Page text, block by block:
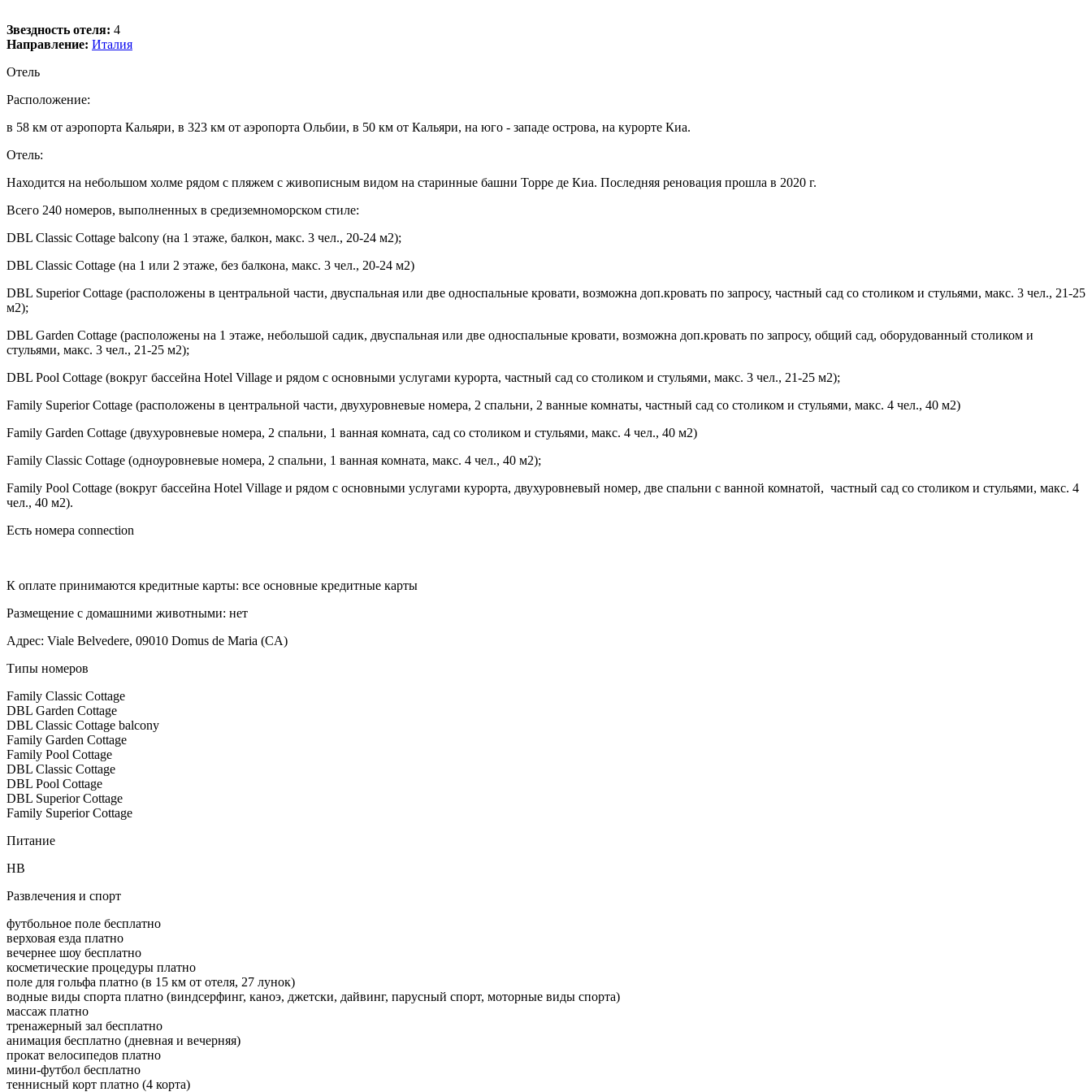
Звездность отеля: 4
Направление: Италия
Отель
Расположение:
в 58 км от аэропорта Кальяри, в 323 км от аэропорта Ольбии, в 50 км от Кальяри, на юго - западе острова, на курорте Киа.
Отель:
Находится на небольшом холме рядом с пляжем с живописным видом на старинные башни Торре де Киа. Последняя реновация прошла в 2020 г.
Всего 240 номеров, выполненных в средиземноморском стиле:
DBL Classic Cottage balcony (на 1 этаже, балкон, макс. 3 чел., 20-24 м2);
DBL Classic Cottage (на 1 или 2 этаже, без балкона, макс. 3 чел., 20-24 м2)
DBL Superior Cottage (расположены в центральной части, двуспальная или две односпальные кровати, возможна доп.кровать по запросу, частный сад со столиком и стульями, макс. 3 чел., 21-25
м2);
DBL Garden Cottage (расположены на 1 этаже, небольшой садик, двуспальная или две односпальные кровати, возможна доп.кровать по запросу, общий сад, оборудованный столиком и
стульями, макс. 3 чел., 21-25 м2);
DBL Pool Cottage (вокруг бассейна Hotel Village и рядом с основными услугами курорта, частный сад со столиком и стульями, макс. 3 чел., 21-25 м2);
Family Superior Cottage (расположены в центральной части, двухуровневые номера, 2 спальни, 2 ванные комнаты, частный сад со столиком и стульями, макс. 4 чел., 40 м2)
Family Garden Cottage (двухуровневые номера, 2 спальни, 1 ванная комната, сад со столиком и стульями, макс. 4 чел., 40 м2)
Family Classic Cottage (одноуровневые номера, 2 спальни, 1 ванная комната, макс. 4 чел., 40 м2);
Family Pool Cottage (вокруг бассейна Hotel Village и рядом с основными услугами курорта, двухуровневый номер, две спальни с ванной комнатой, частный сад со столиком и стульями, макс. 4
чел., 40 м2).
Есть номера connection
К оплате принимаются кредитные карты: все основные кредитные карты
Размещение с домашними животными: нет
Адрес: Viale Belvedere, 09010 Domus de Maria (CA)
Типы номеров
Family Classic Cottage
DBL Garden Cottage
DBL Classic Cottage balcony
Family Garden Cottage
Family Pool Cottage
DBL Classic Cottage
DBL Pool Cottage
DBL Superior Cottage
Family Superior Cottage
Питание
HB
Развлечения и спорт
футбольное поле бесплатно
верховая езда платно
вечернее шоу бесплатно
косметические процедуры платно
поле для гольфа платно (в 15 км от отеля, 27 лунок)
водные виды спорта платно (виндсерфинг, каноэ, джетски, дайвинг, парусный спорт, моторные виды спорта)
массаж платно
тренажерный зал бесплатно
анимация бесплатно (дневная и вечерняя)
прокат велосипедов платно
мини-футбол бесплатно
теннисный корт платно (4 корта)